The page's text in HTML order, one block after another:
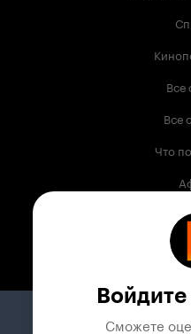
Все
Все
Что
Служба
Сможете